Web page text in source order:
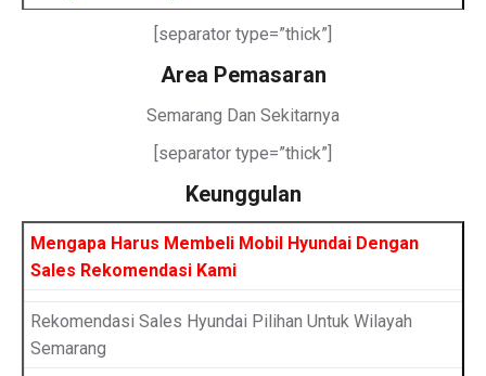
[separator type=”thick”]
Area Pemasaran
Semarang Dan Sekitarnya
[separator type=”thick”]
Keunggulan
Mengapa Harus Membeli Mobil Hyundai Dengan
Sales Rekomendasi Kami
Rekomendasi Sales Hyundai Pilihan Untuk Wilayah
Semarang